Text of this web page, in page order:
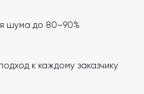
шума до 80–90%
к каждому заказчику